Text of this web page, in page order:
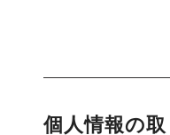
個人情報の